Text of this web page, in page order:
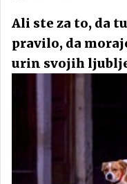
Ali ste za to, da
pravilo, da
urin svojih